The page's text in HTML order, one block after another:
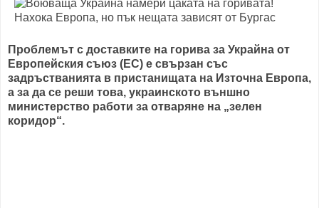
Проблемът с доставките на горива за Украйна от
Европейския съюз (ЕС) е свързан със
задръстванията в пристанищата на Източна Европа,
а за да се реши това, украинското външно
министерство работи за отваряне на „зелен
коридор“.